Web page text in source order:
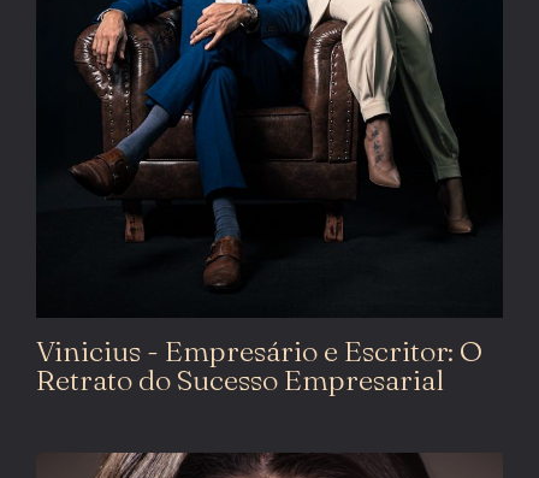
Vinicius - Empresário e Escritor: O
Retrato do Sucesso Empresarial